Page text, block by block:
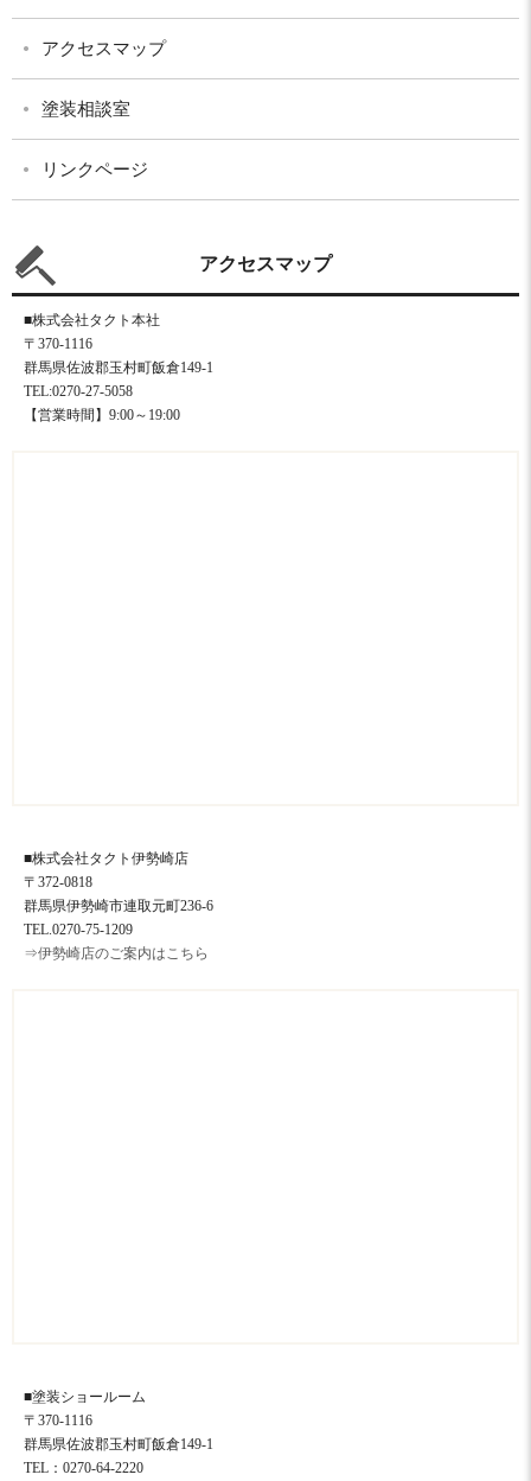
アクセスマップ
塗装相談室
リンクページ
アクセスマップ
■株式会社タクト本社
〒370-1116
群馬県佐波郡玉村町飯倉149-1
TEL:0270-27-5058
【営業時間】9:00～19:00
■株式会社タクト伊勢崎店
〒372-0818
群馬県伊勢崎市連取元町236-6
TEL.0270-75-1209
⇒伊勢崎店のご案内はこちら
■塗装ショールーム
〒370-1116
群馬県佐波郡玉村町飯倉149-1
TEL：0270-64-2220